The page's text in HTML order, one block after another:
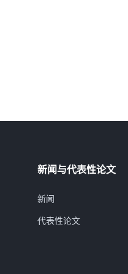
新闻与代表性论文
新闻
代表性论文